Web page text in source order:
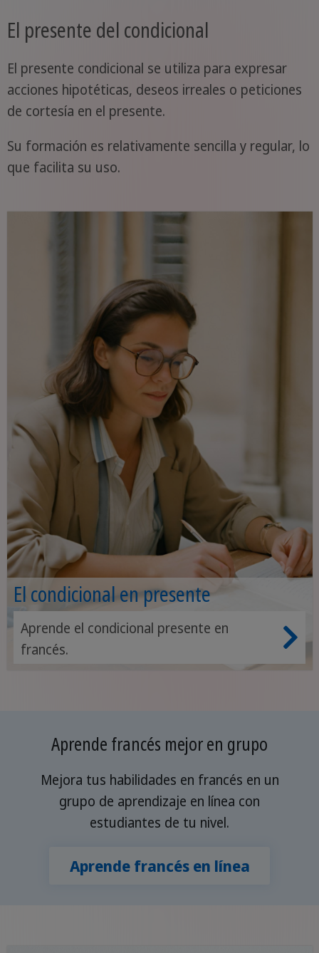
El presente del condicional
El presente condicional se utiliza para expresar
acciones hipotéticas, deseos irreales o peticiones
de cortesía en el presente.
Su formación es relativamente sencilla y regular, lo
que facilita su uso.
El condicional en presente
Aprende el condicional presente en
francés.
Aprende francés mejor en grupo
Mejora tus habilidades en francés en un
grupo de aprendizaje en línea con
estudiantes de tu nivel.
Aprende francés en línea